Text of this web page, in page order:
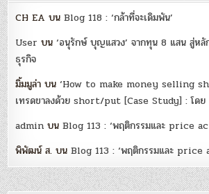
CH EA บนBlog 118 : ‘กล้าที่จะเดิมพัน’
User บน‘อนุรักษ์ บุญแสวง’ จากทุน 8 แสน สู่หลั
ธุรกิจ
มิ้มมูล่า บน‘How to make money selling
เทรดขาลงด้วย short/put [Case Study] : โดย
admin บนBlog 113 : ‘พฤติกรรมและ price
พิพัฒน์ ส. บนBlog 113 : ‘พฤติกรรมและ price